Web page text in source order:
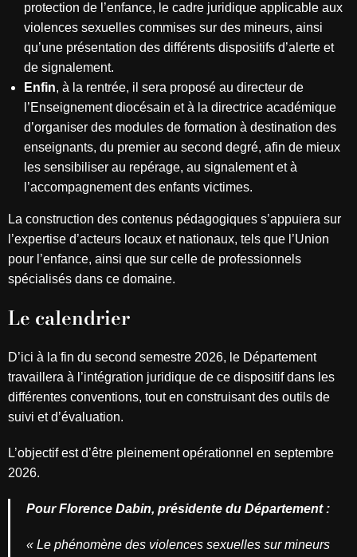
protection de l’enfance, le cadre juridique applicable aux
violences sexuelles commises sur des mineurs, ainsi
qu’une présentation des différents dispositifs d’alerte et
de signalement.
Enfin, à la rentrée, il sera proposé au directeur de
l’Enseignement diocésain et à la directrice académique
d’organiser des modules de formation à destination des
enseignants, du premier au second degré, afin de mieux
les sensibiliser au repérage, au signalement et à
l’accompagnement des enfants victimes.
La construction des contenus pédagogiques s’appuiera sur
l’expertise d’acteurs locaux et nationaux, tels que l’Union
pour l’enfance, ainsi que sur celle de professionnels
spécialisés dans ce domaine.
Le calendrier
D’ici à la fin du second semestre 2026, le Département
travaillera à l’intégration juridique de ce dispositif dans les
différentes conventions, tout en construisant des outils de
suivi et d’évaluation.
L’objectif est d’être pleinement opérationnel en septembre
2026.
Pour Florence Dabin, présidente du Département :
« Le phénomène des violences sexuelles sur mineurs